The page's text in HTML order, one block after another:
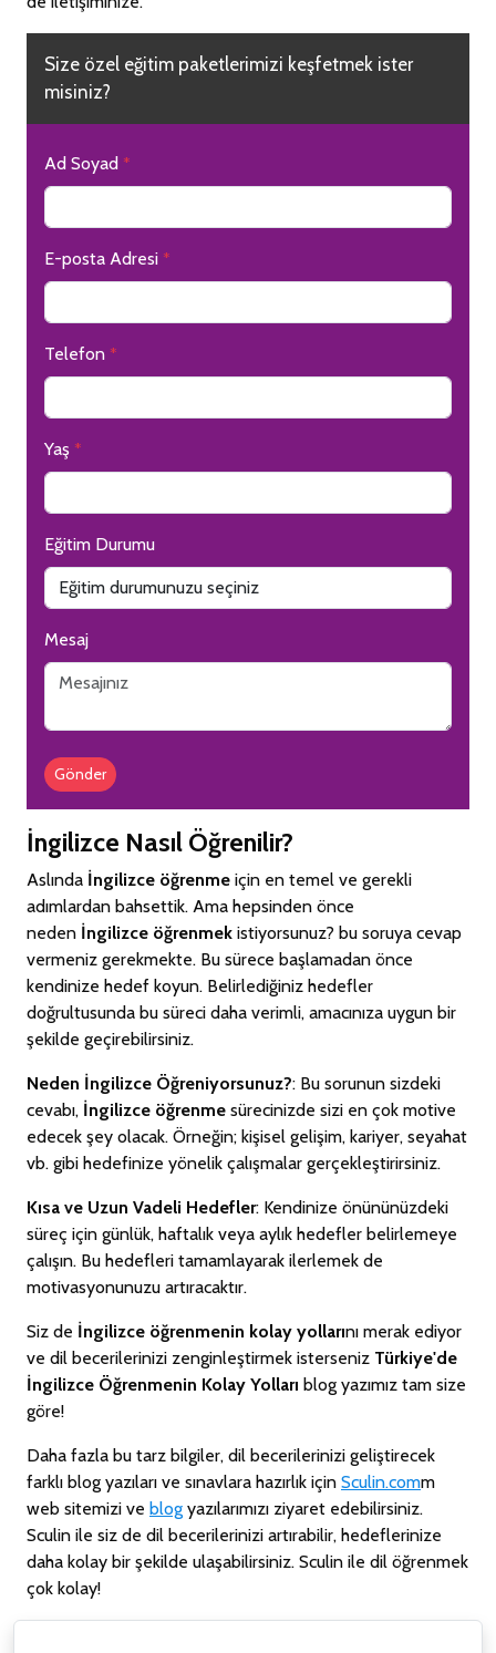
Size özel eğitim paketlerimizi keşfetmek ister
misiniz?
Ad Soyad *
E-posta Adresi *
Telefon *
Yaş *
Eğitim Durumu
Mesaj
Gönder
İngilizce Nasıl Öğrenilir?
Aslında İngilizce öğrenme için en temel ve gerekli
adımlardan bahsettik. Ama hepsinden önce
neden İngilizce öğrenmek istiyorsunuz? bu soruya cevap
vermeniz gerekmekte. Bu sürece başlamadan önce
kendinize hedef koyun. Belirlediğiniz hedefler
doğrultusunda bu süreci daha verimli, amacınıza uygun bir
şekilde geçirebilirsiniz.
Neden İngilizce Öğreniyorsunuz?: Bu sorunun sizdeki
cevabı, İngilizce öğrenme sürecinizde sizi en çok motive
edecek şey olacak. Örneğin; kişisel gelişim, kariyer, seyahat
vb. gibi hedefinize yönelik çalışmalar gerçekleştirirsiniz.
Kısa ve Uzun Vadeli Hedefler: Kendinize önününüzdeki
süreç için günlük, haftalık veya aylık hedefler belirlemeye
çalışın. Bu hedefleri tamamlayarak ilerlemek de
motivasyonunuzu artıracaktır.
Siz de İngilizce öğrenmenin kolay yollarını merak ediyor
ve dil becerilerinizi zenginleştirmek isterseniz Türkiye'de
İngilizce Öğrenmenin Kolay Yolları blog yazımız tam size
göre!
Daha fazla bu tarz bilgiler, dil becerilerinizi geliştirecek
farklı blog yazıları ve sınavlara hazırlık için Sculin.comm
web sitemizi ve blog yazılarımızı ziyaret edebilirsiniz.
Sculin ile siz de dil becerilerinizi artırabilir, hedeflerinize
daha kolay bir şekilde ulaşabilirsiniz. Sculin ile dil öğrenmek
çok kolay!